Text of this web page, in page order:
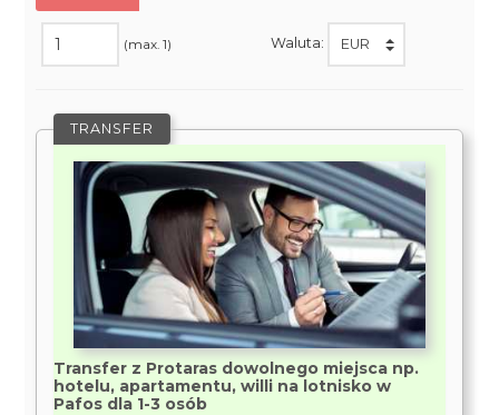
(max. 1) Waluta:
TRANSFER
Transfer z Protaras dowolnego miejsca np.
hotelu, apartamentu, willi na lotnisko w
Pafos dla 1-3 osób